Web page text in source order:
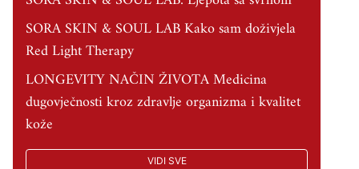
SORA SKIN & SOUL LAB Kako sam doživjela
Red Light Therapy
LONGEVITY NAČIN ŽIVOTA Medicina
dugovječnosti kroz zdravlje organizma i kvalitet
kože
VIDI SVE